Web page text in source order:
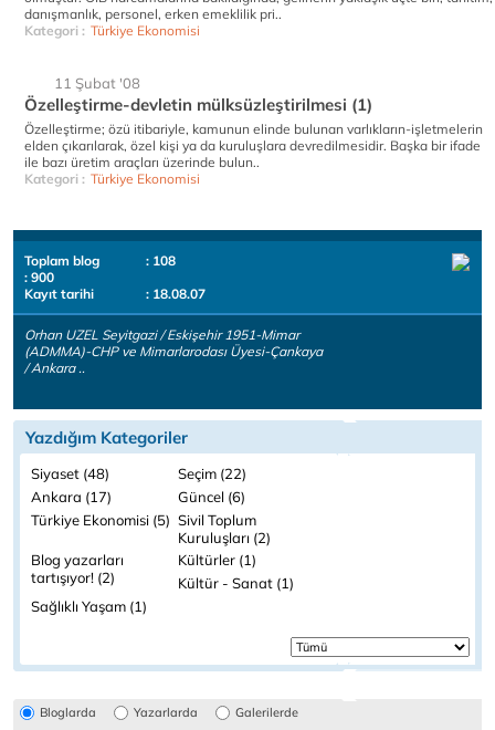
danışmanlık, personel, erken emeklilik pri..
Kategori : Türkiye Ekonomisi
11 Şubat '08
Özelleştirme-devletin mülksüzleştirilmesi (1)
Özelleştirme; özü itibariyle, kamunun elinde bulunan varlıkların-işletmelerin
elden çıkarılarak, özel kişi ya da kuruluşlara devredilmesidir. Başka bir ifade
ile bazı üretim araçları üzerinde bulun..
Kategori : Türkiye Ekonomisi
Toplam blog
: 108
: 900
Kayıt tarihi
: 18.08.07
Orhan UZEL Seyitgazi / Eskişehir 1951-Mimar
(ADMMA)-CHP ve Mimarlarodası Üyesi-Çankaya
/ Ankara ..
Yazdığım Kategoriler
Siyaset (48)
Seçim (22)
Ankara (17)
Güncel (6)
Türkiye Ekonomisi (5) Sivil Toplum
Kuruluşları (2)
Blog yazarları
tartışıyor! (2)
Kültürler (1)
Kültür - Sanat (1)
Sağlıklı Yaşam (1)
Bloglarda Yazarlarda Galerilerde